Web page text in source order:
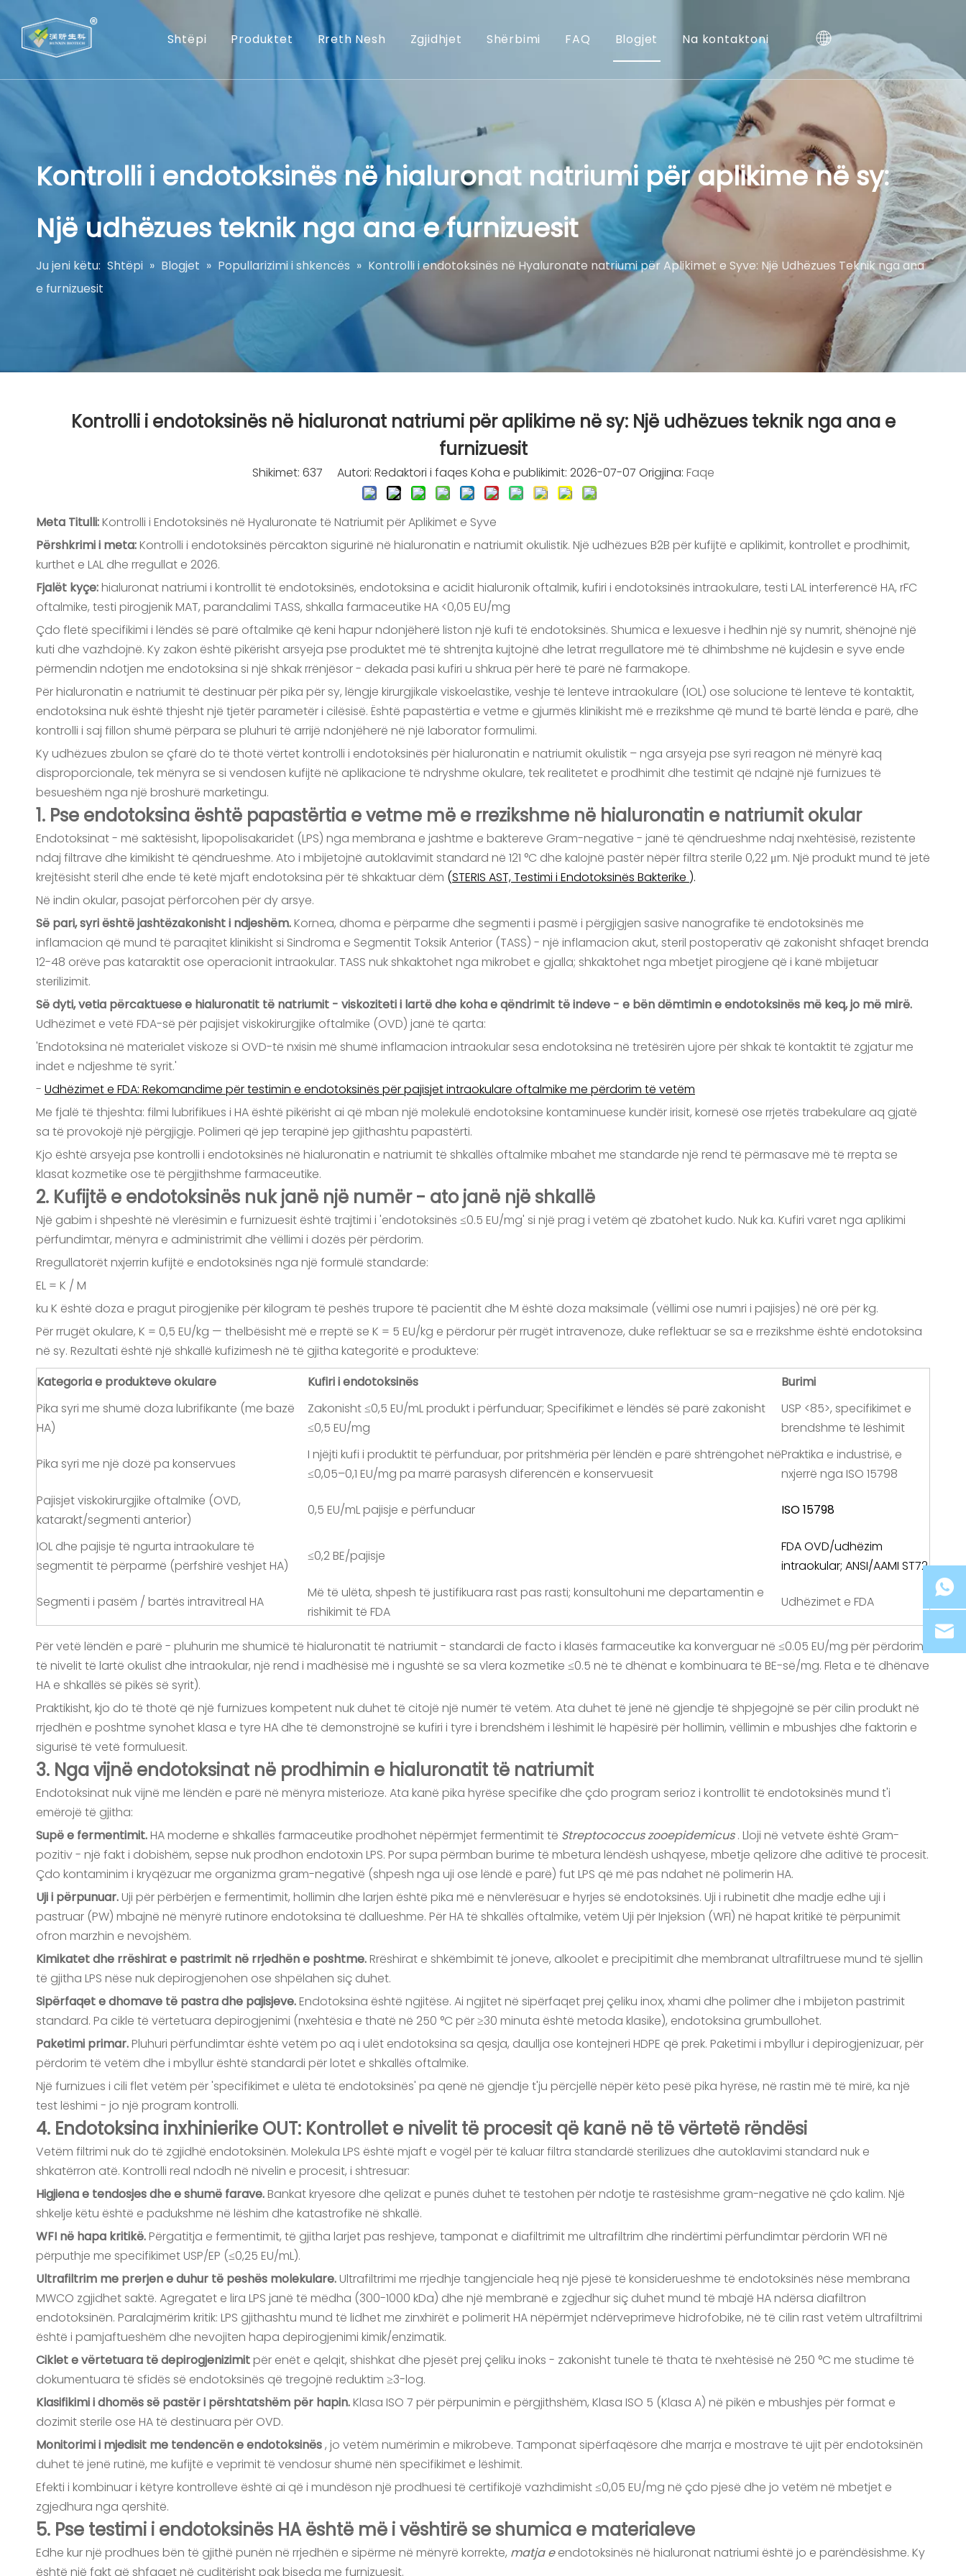
Shtëpi Produktet Rreth Nesh Zgjidhjet Shërbimi FAQ Blogjet Na kontaktoni
Kontrolli i endotoksinës në hialuronat natriumi për aplikime në sy:
Një udhëzues teknik nga ana e furnizuesit
Ju jeni këtu: Shtëpi » Blogjet » Popullarizimi i shkencës » Kontrolli i endotoksinës në Hyaluronate natriumi për Aplikimet e Syve: Një Udhëzues Teknik nga ana
e furnizuesit
Kontrolli i endotoksinës në hialuronat natriumi për aplikime në sy: Një udhëzues teknik nga ana e
furnizuesit
Shikimet: 637 Autori: Redaktori i faqes Koha e publikimit: 2026-07-07 Origjina: Faqe
Meta Titulli:Kontrolli i Endotoksinës në Hyaluronate të Natriumit për Aplikimet e Syve
Përshkrimi i meta:Kontrolli i endotoksinës përcakton sigurinë në hialuronatin e natriumit okulistik. Një udhëzues B2B për kufijtë e aplikimit, kontrollet e prodhimit,
kurthet e LAL dhe rregullat e 2026.
Fjalët kyçe:hialuronat natriumi i kontrollit të endotoksinës, endotoksina e acidit hialuronik oftalmik, kufiri i endotoksinës intraokulare, testi LAL interferencë HA, rFC
oftalmike, testi pirogjenik MAT, parandalimi TASS, shkalla farmaceutike HA <0,05 EU/mg
Çdo fletë specifikimi i lëndës së parë oftalmike që keni hapur ndonjëherë liston një kufi të endotoksinës. Shumica e lexuesve i hedhin një sy numrit, shënojnë një
kuti dhe vazhdojnë. Ky zakon është pikërisht arsyeja pse produktet më të shtrenjta kujtojnë dhe letrat rregullatore më të dhimbshme në kujdesin e syve ende
përmendin ndotjen me endotoksina si një shkak rrënjësor - dekada pasi kufiri u shkrua për herë të parë në farmakope.
Për hialuronatin e natriumit të destinuar për pika për sy, lëngje kirurgjikale viskoelastike, veshje të lenteve intraokulare (IOL) ose solucione të lenteve të kontaktit,
endotoksina nuk është thjesht një tjetër parametër i cilësisë. Është papastërtia e vetme e gjurmës klinikisht më e rrezikshme që mund të bartë lënda e parë, dhe
kontrolli i saj fillon shumë përpara se pluhuri të arrijë ndonjëherë në një laborator formulimi.
Ky udhëzues zbulon se çfarë do të thotë vërtet kontrolli i endotoksinës për hialuronatin e natriumit okulistik – nga arsyeja pse syri reagon në mënyrë kaq
disproporcionale, tek mënyra se si vendosen kufijtë në aplikacione të ndryshme okulare, tek realitetet e prodhimit dhe testimit që ndajnë një furnizues të
besueshëm nga një broshurë marketingu.
1. Pse endotoksina është papastërtia e vetme më e rrezikshme në hialuronatin e natriumit okular
Endotoksinat - më saktësisht, lipopolisakaridet (LPS) nga membrana e jashtme e baktereve Gram-negative - janë të qëndrueshme ndaj nxehtësisë, rezistente
ndaj filtrave dhe kimikisht të qëndrueshme. Ato i mbijetojnë autoklavimit standard në 121 °C dhe kalojnë pastër nëpër filtra sterile 0,22 μm. Një produkt mund të jetë
krejtësisht steril dhe ende të ketë mjaft endotoksina për të shkaktuar dëm (STERIS AST, Testimi i Endotoksinës Bakterike ).
Në indin okular, pasojat përforcohen për dy arsye.
Së pari, syri është jashtëzakonisht i ndjeshëm.Kornea, dhoma e përparme dhe segmenti i pasmë i përgjigjen sasive nanografike të endotoksinës me
inflamacion që mund të paraqitet klinikisht si Sindroma e Segmentit Toksik Anterior (TASS) - një inflamacion akut, steril postoperativ që zakonisht shfaqet brenda
12-48 orëve pas kataraktit ose operacionit intraokular. TASS nuk shkaktohet nga mikrobet e gjalla; shkaktohet nga mbetjet pirogjene që i kanë mbijetuar
sterilizimit.
Së dyti, vetia përcaktuese e hialuronatit të natriumit - viskoziteti i lartë dhe koha e qëndrimit të indeve - e bën dëmtimin e endotoksinës më keq, jo më mirë.
Udhëzimet e vetë FDA-së për pajisjet viskokirurgjike oftalmike (OVD) janë të qarta:
'Endotoksina në materialet viskoze si OVD-të nxisin më shumë inflamacion intraokular sesa endotoksina në tretësirën ujore për shkak të kontaktit të zgjatur me
indet e ndjeshme të syrit.'
- Udhëzimet e FDA: Rekomandime për testimin e endotoksinës për pajisjet intraokulare oftalmike me përdorim të vetëm
Me fjalë të thjeshta: filmi lubrifikues i HA është pikërisht ai që mban një molekulë endotoksine kontaminuese kundër irisit, kornesë ose rrjetës trabekulare aq gjatë
sa të provokojë një përgjigje. Polimeri që jep terapinë jep gjithashtu papastërti.
Kjo është arsyeja pse kontrolli i endotoksinës në hialuronatin e natriumit të shkallës oftalmike mbahet me standarde një rend të përmasave më të rrepta se
klasat kozmetike ose të përgjithshme farmaceutike.
2. Kufijtë e endotoksinës nuk janë një numër - ato janë një shkallë
Një gabim i shpeshtë në vlerësimin e furnizuesit është trajtimi i 'endotoksinës ≤0.5 EU/mg' si një prag i vetëm që zbatohet kudo. Nuk ka. Kufiri varet nga aplikimi
përfundimtar, mënyra e administrimit dhe vëllimi i dozës për përdorim.
Rregullatorët nxjerrin kufijtë e endotoksinës nga një formulë standarde:
EL = K / M
ku K është doza e pragut pirogjenike për kilogram të peshës trupore të pacientit dhe M është doza maksimale (vëllimi ose numri i pajisjes) në orë për kg.
Për rrugët okulare, K = 0,5 EU/kg — thelbësisht më e rreptë se K = 5 EU/kg e përdorur për rrugët intravenoze, duke reflektuar se sa e rrezikshme është endotoksina
në sy. Rezultati është një shkallë kufizimesh në të gjitha kategoritë e produkteve:
Kategoria e produkteve okulare
Kufiri i endotoksinës
Burimi
Pika syri me shumë doza lubrifikante (me bazë
HA)
Zakonisht ≤0,5 EU/mL produkt i përfunduar; Specifikimet e lëndës së parë zakonisht
≤0,5 EU/mg
USP <85>, specifikimet e
brendshme të lëshimit
Pika syri me një dozë pa konservues
I njëjti kufi i produktit të përfunduar, por pritshmëria për lëndën e parë shtrëngohet në
≤0,05–0,1 EU/mg pa marrë parasysh diferencën e konservuesit
Praktika e industrisë, e
nxjerrë nga ISO 15798
Pajisjet viskokirurgjike oftalmike (OVD,
katarakt/segmenti anterior)
0,5 EU/mL pajisje e përfunduar ISO 15798
IOL dhe pajisje të ngurta intraokulare të
segmentit të përparmë (përfshirë veshjet HA)
≤0,2 BE/pajisje
FDA OVD/udhëzim
intraokular; ANSI/AAMI ST72
Segmenti i pasëm / bartës intravitreal HA
Më të ulëta, shpesh të justifikuara rast pas rasti; konsultohuni me departamentin e
rishikimit të FDA
Udhëzimet e FDA
Për vetë lëndën e parë - pluhurin me shumicë të hialuronatit të natriumit - standardi de facto i klasës farmaceutike ka konverguar në ≤0.05 EU/mg për përdorim
të nivelit të lartë okulist dhe intraokular, një rend i madhësisë më i ngushtë se sa vlera kozmetike ≤0.5 në të dhënat e kombinuara të BE-së/mg. Fleta e të dhënave
HA e shkallës së pikës së syrit).
Praktikisht, kjo do të thotë që një furnizues kompetent nuk duhet të citojë një numër të vetëm. Ata duhet të jenë në gjendje të shpjegojnë se për cilin produkt në
rrjedhën e poshtme synohet klasa e tyre HA dhe të demonstrojnë se kufiri i tyre i brendshëm i lëshimit lë hapësirë ​​për hollimin, vëllimin e mbushjes dhe faktorin e
sigurisë të vetë formuluesit.
3. Nga vijnë endotoksinat në prodhimin e hialuronatit të natriumit
Endotoksinat nuk vijnë me lëndën e parë në mënyra misterioze. Ata kanë pika hyrëse specifike dhe çdo program serioz i kontrollit të endotoksinës mund t'i
emërojë të gjitha:
Supë e fermentimit.HA moderne e shkallës farmaceutike prodhohet nëpërmjet fermentimit të Streptococcus zooepidemicus. Lloji në vetvete është Gram-
pozitiv - një fakt i dobishëm, sepse nuk prodhon endotoxin LPS. Por supa përmban burime të mbetura lëndësh ushqyese, mbetje qelizore dhe aditivë të procesit.
Çdo kontaminim i kryqëzuar me organizma gram-negativë (shpesh nga uji ose lëndë e parë) fut LPS që më pas ndahet në polimerin HA.
Uji i përpunuar.Uji për përbërjen e fermentimit, hollimin dhe larjen është pika më e nënvlerësuar e hyrjes së endotoksinës. Uji i rubinetit dhe madje edhe uji i
pastruar (PW) mbajnë në mënyrë rutinore endotoksina të dallueshme. Për HA të shkallës oftalmike, vetëm Uji për Injeksion (WFI) në hapat kritikë të përpunimit
ofron marzhin e nevojshëm.
Kimikatet dhe rrëshirat e pastrimit në rrjedhën e poshtme.Rrëshirat e shkëmbimit të joneve, alkoolet e precipitimit dhe membranat ultrafiltruese mund të sjellin
të gjitha LPS nëse nuk depirogjenohen ose shpëlahen siç duhet.
Sipërfaqet e dhomave të pastra dhe pajisjeve.Endotoksina është ngjitëse. Ai ngjitet në sipërfaqet prej çeliku inox, xhami dhe polimer dhe i mbijeton pastrimit
standard. Pa cikle të vërtetuara depirogjenimi (nxehtësia e thatë në 250 °C për ≥30 minuta është metoda klasike), endotoksina grumbullohet.
Paketimi primar.Pluhuri përfundimtar është vetëm po aq i ulët endotoksina sa qesja, daullja ose kontejneri HDPE që prek. Paketimi i mbyllur i depirogjenizuar, për
përdorim të vetëm dhe i mbyllur është standardi për lotet e shkallës oftalmike.
Një furnizues i cili flet vetëm për 'specifikimet e ulëta të endotoksinës' pa qenë në gjendje t'ju përcjellë nëpër këto pesë pika hyrëse, në rastin më të mirë, ka një
test lëshimi - jo një program kontrolli.
4. Endotoksina inxhinierike OUT: Kontrollet e nivelit të procesit që kanë në të vërtetë rëndësi
Vetëm filtrimi nuk do të zgjidhë endotoksinën. Molekula LPS është mjaft e vogël për të kaluar filtra standardë sterilizues dhe autoklavimi standard nuk e
shkatërron atë. Kontrolli real ndodh në nivelin e procesit, i shtresuar:
Higjiena e tendosjes dhe e shumë farave.Bankat kryesore dhe qelizat e punës duhet të testohen për ndotje të rastësishme gram-negative në çdo kalim. Një
shkelje këtu është e padukshme në lëshim dhe katastrofike në shkallë.
WFI në hapa kritikë.Përgatitja e fermentimit, të gjitha larjet pas reshjeve, tamponat e diafiltrimit me ultrafiltrim dhe rindërtimi përfundimtar përdorin WFI në
përputhje me specifikimet USP/EP (≤0,25 EU/mL).
Ultrafiltrim me prerjen e duhur të peshës molekulare.Ultrafiltrimi me rrjedhje tangjenciale heq një pjesë të konsiderueshme të endotoksinës nëse membrana
MWCO zgjidhet saktë. Agregatet e lira LPS janë të mëdha (300-1000 kDa) dhe një membranë e zgjedhur siç duhet mund të mbajë HA ndërsa diafiltron
endotoksinën. Paralajmërim kritik: LPS gjithashtu mund të lidhet me zinxhirët e polimerit HA nëpërmjet ndërveprimeve hidrofobike, në të cilin rast vetëm ultrafiltrimi
është i pamjaftueshëm dhe nevojiten hapa depirogjenimi kimik/enzimatik.
Ciklet e vërtetuara të depirogjenizimitpër enët e qelqit, shishkat dhe pjesët prej çeliku inoks - zakonisht tunele të thata të nxehtësisë në 250 °C me studime të
dokumentuara të sfidës së endotoksinës që tregojnë reduktim ≥3-log.
Klasifikimi i dhomës së pastër i përshtatshëm për hapin.Klasa ISO 7 për përpunimin e përgjithshëm, Klasa ISO 5 (Klasa A) në pikën e mbushjes për format e
dozimit sterile ose HA të destinuara për OVD.
Monitorimi i mjedisit me tendencën e endotoksinës, jo vetëm numërimin e mikrobeve. Tamponat sipërfaqësore dhe marrja e mostrave të ujit për endotoksinën
duhet të jenë rutinë, me kufijtë e veprimit të vendosur shumë nën specifikimet e lëshimit.
Efekti i kombinuar i këtyre kontrolleve është ai që i mundëson një prodhuesi të certifikojë vazhdimisht ≤0,05 EU/mg në çdo pjesë dhe jo vetëm në mbetjet e
zgjedhura nga qershitë.
5. Pse testimi i endotoksinës HA është më i vështirë se shumica e materialeve
Edhe kur një prodhues bën të gjithë punën në rrjedhën e sipërme në mënyrë korrekte, matja eendotoksinës në hialuronat natriumi është jo e parëndësishme. Ky
është një fakt që shfaqet në çuditërisht pak biseda me furnizuesit.